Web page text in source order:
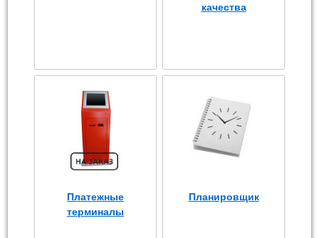
качества
Платежные
терминалы
Планировщик